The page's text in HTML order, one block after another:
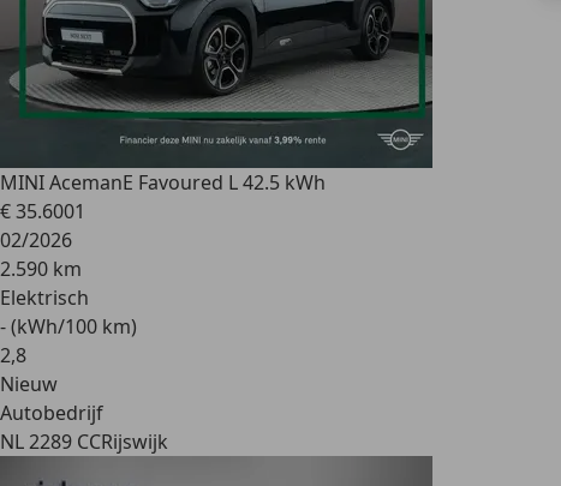
MINI AcemanE Favoured L 42.5 kWh
€ 35.6001
02/2026
2.590 km
Elektrisch
- (kWh/100 km)
2,8
Nieuw
Autobedrijf
NL 2289 CCRijswijk